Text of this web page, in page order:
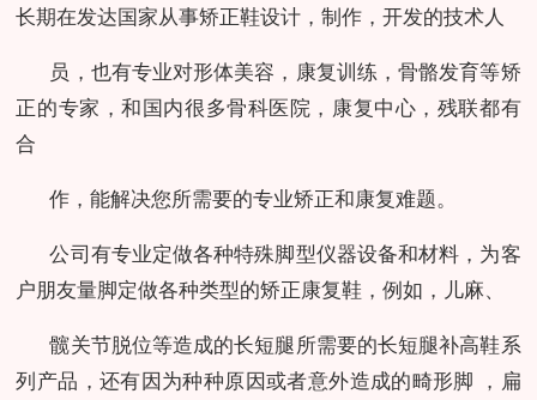
长期在发达国家从事矫正鞋设计，制作，开发的技术人
员，也有专业对形体美容，康复训练，骨骼发育等矫
正的专家，和国内很多骨科医院，康复中心，残联都有
合
作，能解决您所需要的专业矫正和康复难题。
公司有专业定做各种特殊脚型仪器设备和材料，为客
户朋友量脚定做各种类型的矫正康复鞋，例如，儿麻、
髋关节脱位等造成的长短腿所需要的长短腿补高鞋系
列产品，还有因为种种原因或者意外造成的畸形脚 ，扁